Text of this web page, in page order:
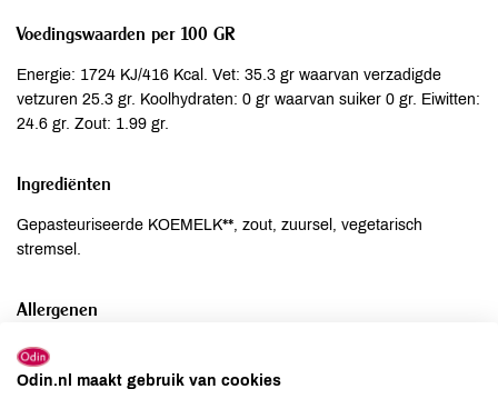
Voedingswaarden per 100 GR
Energie: 1724 KJ/416 Kcal. Vet: 35.3 gr waarvan verzadigde
vetzuren 25.3 gr. Koolhydraten: 0 gr waarvan suiker 0 gr. Eiwitten:
24.6 gr. Zout: 1.99 gr.
Ingrediënten
Gepasteuriseerde KOEMELK**, zout, zuursel, vegetarisch
stremsel.
Allergenen
Aardnoten
Ei
niet aanwezig
Odin.nl maakt gebruik van cookies